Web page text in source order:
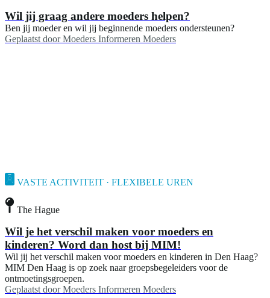
Wil jij graag andere moeders helpen?
Ben jij moeder en wil jij beginnende moeders ondersteunen?
Geplaatst door Moeders Informeren Moeders
VASTE ACTIVITEIT · FLEXIBELE UREN
The Hague
Wil je het verschil maken voor moeders en
kinderen? Word dan host bij MIM!
Wil jij het verschil maken voor moeders en kinderen in Den Haag?
MIM Den Haag is op zoek naar groepsbegeleiders voor de
ontmoetingsgroepen.
Geplaatst door Moeders Informeren Moeders